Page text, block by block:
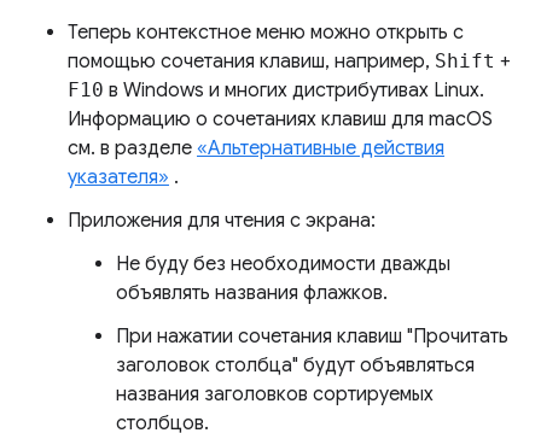
Теперь контекстное меню можно открыть с
помощью сочетания клавиш, например, Shift +
F10 в Windows и многих дистрибутивах Linux.
Информацию о сочетаниях клавиш для macOS
см. в разделе «Альтернативные действия
указателя» .
Приложения для чтения с экрана:
Не буду без необходимости дважды
объявлять названия флажков.
При нажатии сочетания клавиш "Прочитать
заголовок столбца" будут объявляться
названия заголовков сортируемых
столбцов.